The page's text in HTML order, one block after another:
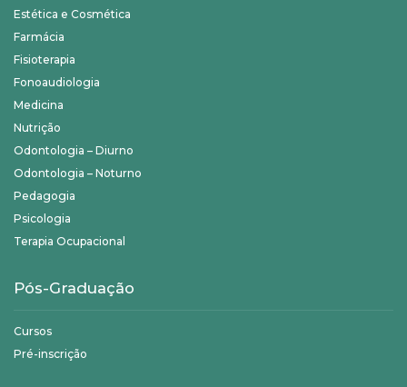
Estética e Cosmética
Farmácia
Fisioterapia
Fonoaudiologia
Medicina
Nutrição
Odontologia – Diurno
Odontologia – Noturno
Pedagogia
Psicologia
Terapia Ocupacional
Pós-Graduação
Cursos
Pré-inscrição